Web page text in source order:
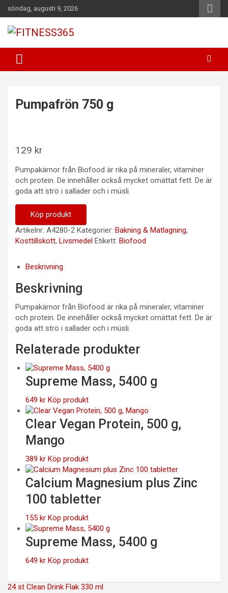
Hoppa
till
innehåll
söndag, augusti 9, 2026
FITNESS365
Pumpafrön 750 g
129 kr
Pumpakärnor från Biofood är rika på mineraler, vitaminer
och protein. De innehåller också mycket omättat fett. De är
goda att strö i sallader och i müsli.
Köp produkt
Artikelnr: A4280-2 Kategorier: Bakning & Matlagning,
Kosttillskott, Livsmedel Etikett: Biofood
Beskrivning
Beskrivning
Pumpakärnor från Biofood är rika på mineraler, vitaminer
och protein. De innehåller också mycket omättat fett. De är
goda att strö i sallader och i müsli.
Relaterade produkter
Supreme Mass, 5400 g
649 kr Köp produkt
Clear Vegan Protein, 500 g,
Mango
389 kr Köp produkt
Calcium Magnesium plus Zinc
100 tabletter
155 kr Köp produkt
Supreme Mass, 5400 g
649 kr Köp produkt
Inläggsnavigering
24 st Clean Drink Flak 330 ml